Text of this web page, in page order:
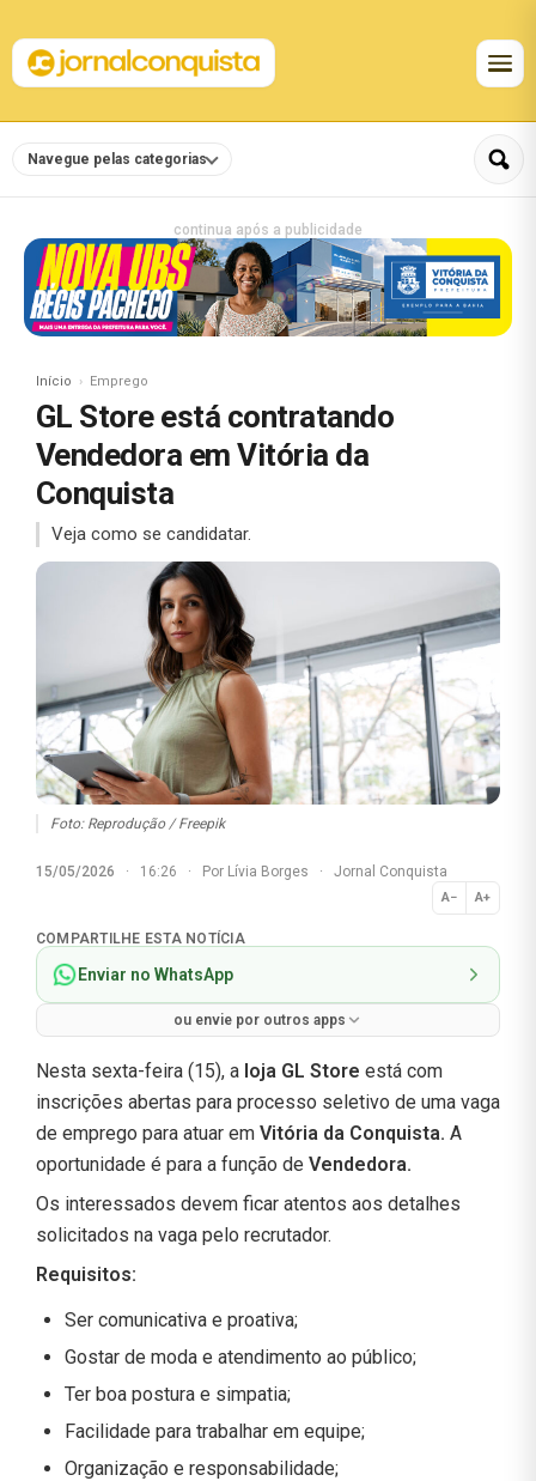
Navegue pelas categorias
continua após a publicidade
Início Emprego
GL Store está contratando
Vendedora em Vitória da
Conquista
Veja como se candidatar.
Foto: Reprodução / Freepik
15/05/2026 · 16:26 · Por Lívia Borges · Jornal Conquista
A− A+
Normal
COMPARTILHE ESTA NOTÍCIA
Enviar no WhatsApp
ou envie por outros apps
Nesta sexta-feira (15), a loja GL Store está com
inscrições abertas para processo seletivo de uma vaga
de emprego para atuar em Vitória da Conquista. A
oportunidade é para a função de Vendedora.
Os interessados devem ficar atentos aos detalhes
solicitados na vaga pelo recrutador.
Requisitos:
Ser comunicativa e proativa;
Gostar de moda e atendimento ao público;
Ter boa postura e simpatia;
Facilidade para trabalhar em equipe;
Organização e responsabilidade;